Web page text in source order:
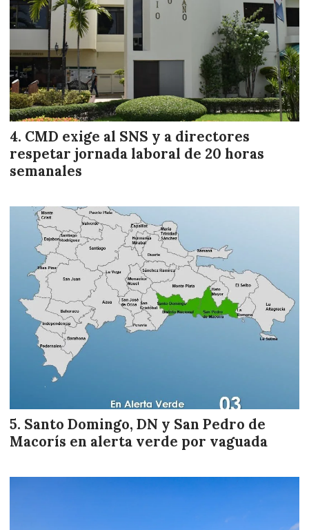
CMD exige al SNS y a directores
respetar jornada laboral de 20 horas
semanales
Santo Domingo, DN y San Pedro de
Macorís en alerta verde por vaguada